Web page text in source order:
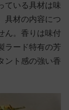
ている具材は味
具材の内容につ
ん。香りは味付
ラード特有の芳
ント感の強い香